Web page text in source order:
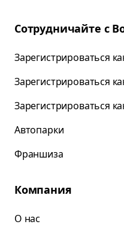
Сотрудничайте с
Зарегистрироваться
Зарегистрироваться
Зарегистрироваться
Автопарки
Франшиза
Компания
О нас